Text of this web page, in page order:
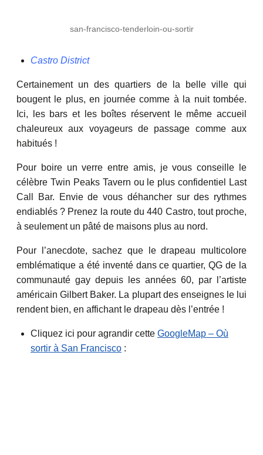
san-francisco-tenderloin-ou-sortir
Castro District
Certainement un des quartiers de la belle ville qui
bougent le plus, en journée comme à la nuit tombée.
Ici, les bars et les boîtes réservent le même accueil
chaleureux aux voyageurs de passage comme aux
habitués !
Pour boire un verre entre amis, je vous conseille le
célèbre Twin Peaks Tavern ou le plus confidentiel Last
Call Bar. Envie de vous déhancher sur des rythmes
endiablés ? Prenez la route du 440 Castro, tout proche,
à seulement un pâté de maisons plus au nord.
Pour l’anecdote, sachez que le drapeau multicolore
emblématique a été inventé dans ce quartier, QG de la
communauté gay depuis les années 60, par l’artiste
américain Gilbert Baker. La plupart des enseignes le lui
rendent bien, en affichant le drapeau dès l’entrée !
Cliquez ici pour agrandir cette GoogleMap – Où
sortir à San Francisco :